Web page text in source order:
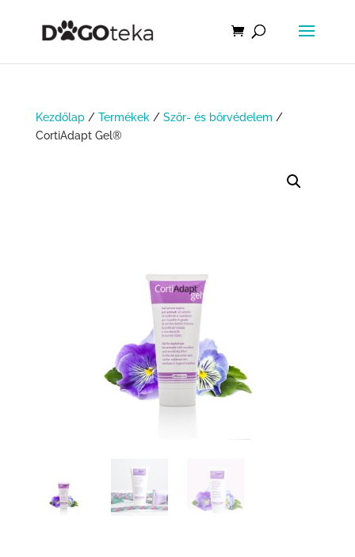
Kezdőlap/ Termékek / Szőr- és bőrvédelem /
CortiAdapt Gel®